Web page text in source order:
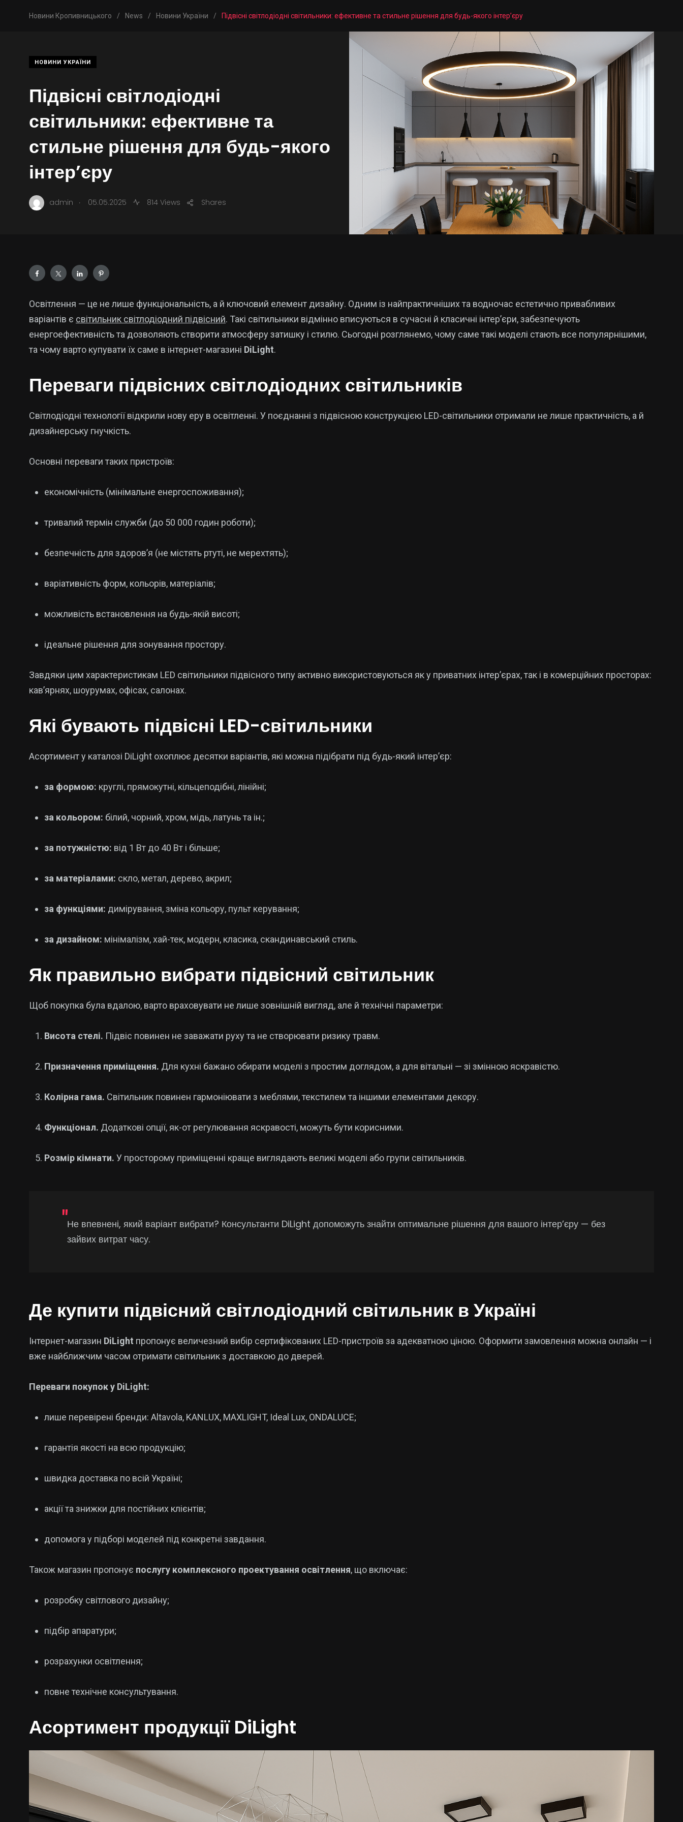
Новини Кропивницького / News / Новини України / Підвісні світлодіодні світильники: ефективне та стильне рішення для будь-якого інтер’єру
НОВИНИ УКРАЇНИ
Підвісні світлодіодні
світильники: ефективне та
стильне рішення для будь-якого
інтер’єру
admin . 05.05.2025 814 Views Shares
Освітлення — це не лише функціональність, а й ключовий елемент дизайну. Одним із найпрактичніших та водночас естетично привабливих
варіантів є світильник світлодіодний підвісний. Такі світильники відмінно вписуються в сучасні й класичні інтер’єри, забезпечують
енергоефективність та дозволяють створити атмосферу затишку і стилю. Сьогодні розглянемо, чому саме такі моделі стають все популярнішими,
та чому варто купувати їх саме в інтернет-магазині DiLight.
Переваги підвісних світлодіодних світильників
Світлодіодні технології відкрили нову еру в освітленні. У поєднанні з підвісною конструкцією LED-світильники отримали не лише практичність, а й
дизайнерську гнучкість.
Основні переваги таких пристроїв:
економічність (мінімальне енергоспоживання);
тривалий термін служби (до 50 000 годин роботи);
безпечність для здоров’я (не містять ртуті, не мерехтять);
варіативність форм, кольорів, матеріалів;
можливість встановлення на будь-якій висоті;
ідеальне рішення для зонування простору.
Завдяки цим характеристикам LED світильники підвісного типу активно використовуються як у приватних інтер’єрах, так і в комерційних просторах:
кав’ярнях, шоурумах, офісах, салонах.
Які бувають підвісні LED-світильники
Асортимент у каталозі DiLight охоплює десятки варіантів, які можна підібрати під будь-який інтер’єр:
за формою: круглі, прямокутні, кільцеподібні, лінійні;
за кольором: білий, чорний, хром, мідь, латунь та ін.;
за потужністю: від 1 Вт до 40 Вт і більше;
за матеріалами: скло, метал, дерево, акрил;
за функціями: димірування, зміна кольору, пульт керування;
за дизайном: мінімалізм, хай-тек, модерн, класика, скандинавський стиль.
Як правильно вибрати підвісний світильник
Щоб покупка була вдалою, варто враховувати не лише зовнішній вигляд, але й технічні параметри:
Висота стелі. Підвіс повинен не заважати руху та не створювати ризику травм.
Призначення приміщення. Для кухні бажано обирати моделі з простим доглядом, а для вітальні — зі змінною яскравістю.
Колірна гама. Світильник повинен гармоніювати з меблями, текстилем та іншими елементами декору.
Функціонал. Додаткові опції, як-от регулювання яскравості, можуть бути корисними.
Розмір кімнати. У просторому приміщенні краще виглядають великі моделі або групи світильників.
Не впевнені, який варіант вибрати? Консультанти DiLight допоможуть знайти оптимальне рішення для вашого інтер’єру — без
зайвих витрат часу.
Де купити підвісний світлодіодний світильник в Україні
Інтернет-магазин DiLight пропонує величезний вибір сертифікованих LED-пристроїв за адекватною ціною. Оформити замовлення можна онлайн — і
вже найближчим часом отримати світильник з доставкою до дверей.
Переваги покупок у DiLight:
лише перевірені бренди: Altavola, KANLUX, MAXLIGHT, Ideal Lux, ONDALUCE;
гарантія якості на всю продукцію;
швидка доставка по всій Україні;
акції та знижки для постійних клієнтів;
допомога у підборі моделей під конкретні завдання.
Також магазин пропонує послугу комплексного проектування освітлення, що включає:
розробку світлового дизайну;
підбір апаратури;
розрахунки освітлення;
повне технічне консультування.
Асортимент продукції DiLight